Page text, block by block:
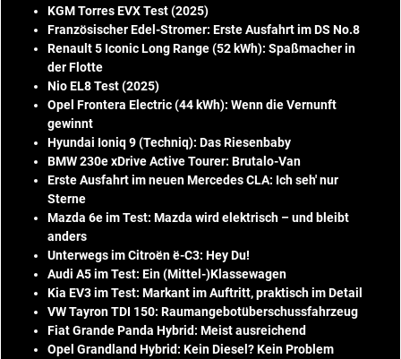
KGM Torres EVX Test (2025)
Französischer Edel-Stromer: Erste Ausfahrt im DS No.8
Renault 5 Iconic Long Range (52 kWh): Spaßmacher in
der Flotte
Nio EL8 Test (2025)
Opel Frontera Electric (44 kWh): Wenn die Vernunft
gewinnt
Hyundai Ioniq 9 (Techniq): Das Riesenbaby
BMW 230e xDrive Active Tourer: Brutalo-Van
Erste Ausfahrt im neuen Mercedes CLA: Ich seh' nur
Sterne
Mazda 6e im Test: Mazda wird elektrisch – und bleibt
anders
Unterwegs im Citroën ë-C3: Hey Du!
Audi A5 im Test: Ein (Mittel-)Klassewagen
Kia EV3 im Test: Markant im Auftritt, praktisch im Detail
VW Tayron TDI 150: Raumangebotüberschussfahrzeug
Fiat Grande Panda Hybrid: Meist ausreichend
Opel Grandland Hybrid: Kein Diesel? Kein Problem